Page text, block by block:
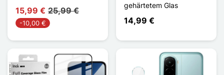
15,99 € 25,99 €
-10,00 €
gehärtetem Glas
14,99 €